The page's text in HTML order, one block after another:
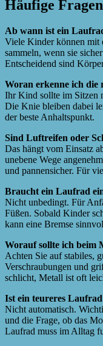
Häufige
Ab wann ist ein
Viele Kinder können mit
sammeln, wenn sie
Entscheidend sind
Woran erkenne ich die
Ihr Kind sollte im Sitzen
Die Knie bleiben dabei
der beste Anhaltspunkt.
Sind Luftreifen oder
Das hängt vom Einsatz
unebene Wege
und pannensicher. Für
Braucht ein Laufrad
Nicht unbedingt. Für
Füßen. Sobald Kinder
kann eine Bremse
Worauf sollte ich beim
Achten Sie auf stabiles,
Verschraubungen und
schlicht, Metall ist oft
Ist ein teureres Laufrad
Nicht automatisch.
und die Frage, ob das
Laufrad muss im Alltag